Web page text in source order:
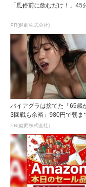
「風俗前に飲むだけ！」
PR(健商株式会社)
バイアグラは捨てた「65歳
3回戦も余裕」980円で朝ま
調！
PR(健商株式会社)